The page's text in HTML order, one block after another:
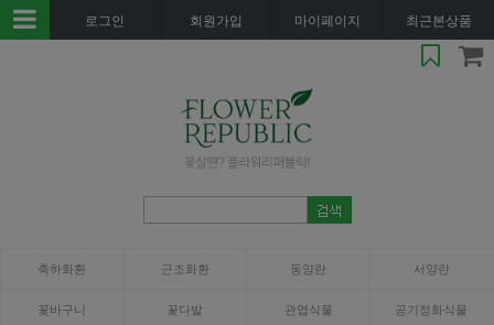
로그인 회원가입 마이페이지 최근본상품
축하화환 근조화환 동양란 서양란
꽃바구니 꽃다발 관엽식물 공기정화식물